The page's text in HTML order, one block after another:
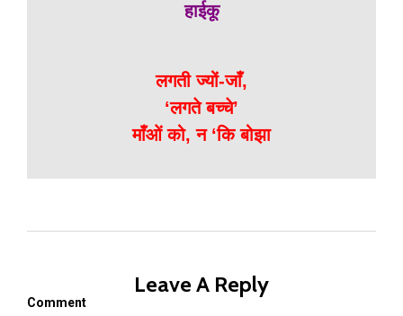
हाईकू
लगती ज्यों-जाँ,
‘लगते बच्चे’
माँओं को, न ‘कि बोझा
Leave A Reply
Comment